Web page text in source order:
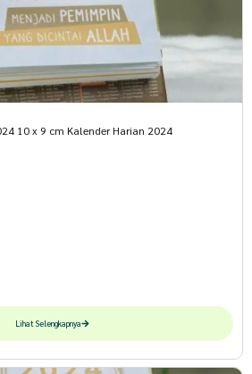
10 x 9 cm Kalender Harian 2024
Lihat Selengkapnya